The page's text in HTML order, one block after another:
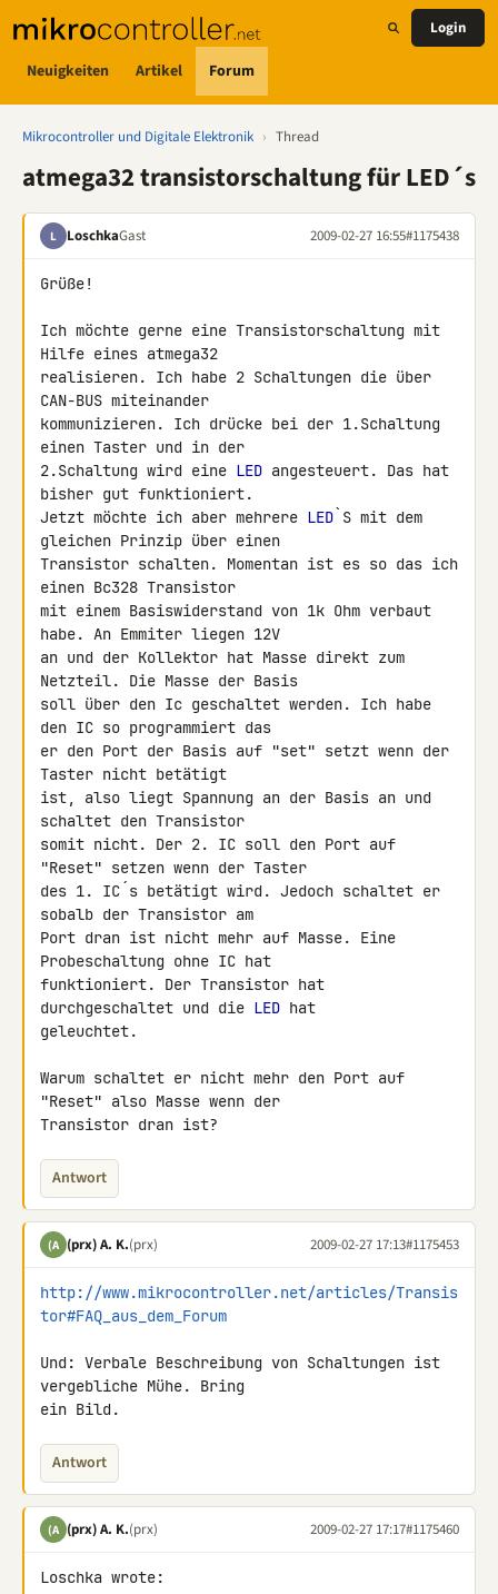
Neuigkeiten Artikel Forum
Login
Mikrocontroller und Digitale Elektronik › Thread
atmega32 transistorschaltung für LED´s
L LoschkaGast 2009-02-27 16:55#1175438
Grüße!
Ich möchte gerne eine Transistorschaltung mit
Hilfe eines atmega32
realisieren. Ich habe 2 Schaltungen die über
CAN-BUS miteinander
kommunizieren. Ich drücke bei der 1.Schaltung
einen Taster und in der
2.Schaltung wird eine LED angesteuert. Das hat
bisher gut funktioniert.
Jetzt möchte ich aber mehrere LED `S mit dem
gleichen Prinzip über einen
Transistor schalten. Momentan ist es so das ich
einen Bc328 Transistor
mit einem Basiswiderstand von 1k Ohm verbaut
habe. An Emmiter liegen 12V
an und der Kollektor hat Masse direkt zum
Netzteil. Die Masse der Basis
soll über den Ic geschaltet werden. Ich habe
den IC so programmiert das
er den Port der Basis auf "set" setzt wenn der
Taster nicht betätigt
ist, also liegt Spannung an der Basis an und
schaltet den Transistor
somit nicht. Der 2. IC soll den Port auf
"Reset" setzen wenn der Taster
des 1. IC´s betätigt wird. Jedoch schaltet er
sobalb der Transistor am
Port dran ist nicht mehr auf Masse. Eine
Probeschaltung ohne IC hat
funktioniert. Der Transistor hat
durchgeschaltet und die LED hat
geleuchtet.
Warum schaltet er nicht mehr den Port auf
"Reset" also Masse wenn der
Transistor dran ist?
Antwort
(A (prx) A. K.(prx) 2009-02-27 17:13#1175453
http://www.mikrocontroller.net/articles/Transis
tor#FAQ_aus_dem_Forum
Und: Verbale Beschreibung von Schaltungen ist
vergebliche Mühe. Bring
ein Bild.
Antwort
(A (prx) A. K.(prx) 2009-02-27 17:17#1175460
Loschka wrote: